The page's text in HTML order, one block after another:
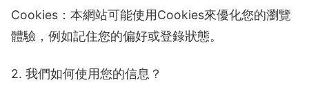
Cookies：本網站可能使用Cookies來優化您的瀏覽
體驗，例如記住您的偏好或登錄狀態。
2. 我們如何使用您的信息？